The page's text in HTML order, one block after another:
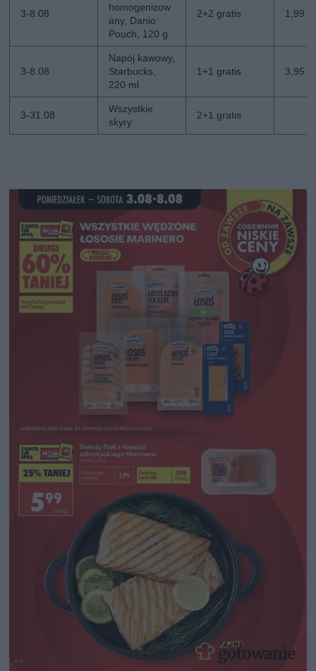
3-8.08
homogenizow
any, Danio
Pouch, 120 g
2+2 gratis 1,99
3-8.08
Napój kawowy,
Starbucks,
220 ml
1+1 gratis 3,95
3-31.08
Wszystkie
skyry
2+1 gratis